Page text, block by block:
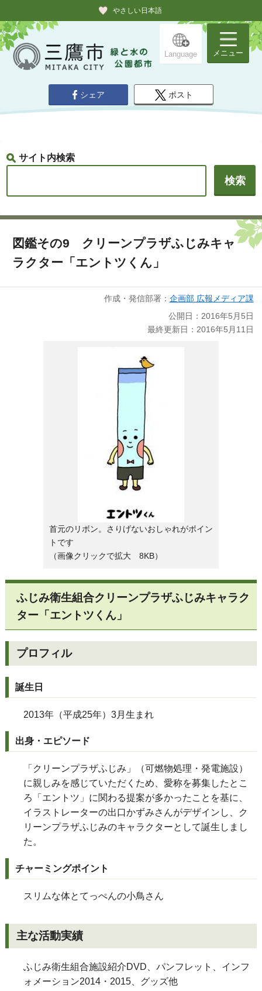
やさしい日本語
Language メニュー
シェア ポスト
サイト内検索
図鑑その9 クリーンプラザふじみキャ
ラクター「エントツくん」
作成・発信部署： 企画部 広報メディア課
公開日：2016年5月5日
最終更新日：2016年5月11日
首元のリボン。さりげないおしゃれがポイン
トです
（画像クリックで拡大 8KB）
ふじみ衛生組合クリーンプラザふじみキャラク
ター「エントツくん」
プロフィル
誕生日
2013年（平成25年）3月生まれ
出身・エピソード
「クリーンプラザふじみ」（可燃物処理・発電施設）
に親しみを感じていただくため、愛称を募集したとこ
ろ「エントツ」に関わる提案が多かったことを基に、
イラストレーターの出口かずみさんがデザインし、ク
リーンプラザふじみのキャラクターとして誕生しまし
た。
チャーミングポイント
スリムな体とてっぺんの小鳥さん
主な活動実績
ふじみ衛生組合施設紹介DVD、パンフレット、インフ
ォメーション2014・2015、グッズ他